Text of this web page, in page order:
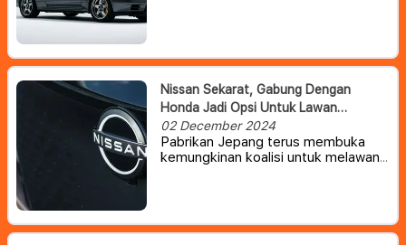
kembali daya tarik mobil untuk
generasi baru.
Nissan Sekarat, Gabung Dengan
Honda Jadi Opsi Untuk Lawan
Dominasi Pabrikan China
02 December 2024
Pabrikan Jepang terus membuka
kemungkinan koalisi untuk melawan
perusahaan dengan cara bergabung.